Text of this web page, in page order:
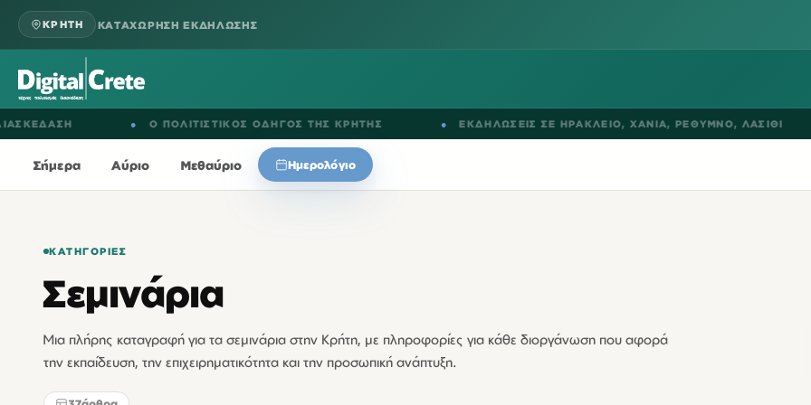
ΚΡΗΤΗ ΚΑΤΑΧΩΡΗΣΗ ΕΚΔΗΛΩΣΗΣ
● Ο ΠΟΛΙΤΙΣΤΙΚΟΣ ΟΔΗΓΟΣ ΤΗΣ ΚΡΗΤΗΣ ● ΕΚΔΗΛΩΣΕΙΣ ΣΕΗΡΑΚΛΕΙΟ ,ΧΑΝΙΑ,ΡΕΘΥΜΝΟ ,ΛΑΣΙΘΙ ●
Σήμερα Αύριο Μεθαύριο Ημερολόγιο
ΚΑΤΗΓΟΡΊΕΣ
Σεμινάρια
Μια πλήρης καταγραφή για τα σεμινάρια στην Κρήτη, με πληροφορίες για κάθε διοργάνωση που αφορά
την εκπαίδευση, την επιχειρηματικότητα και την προσωπική ανάπτυξη.